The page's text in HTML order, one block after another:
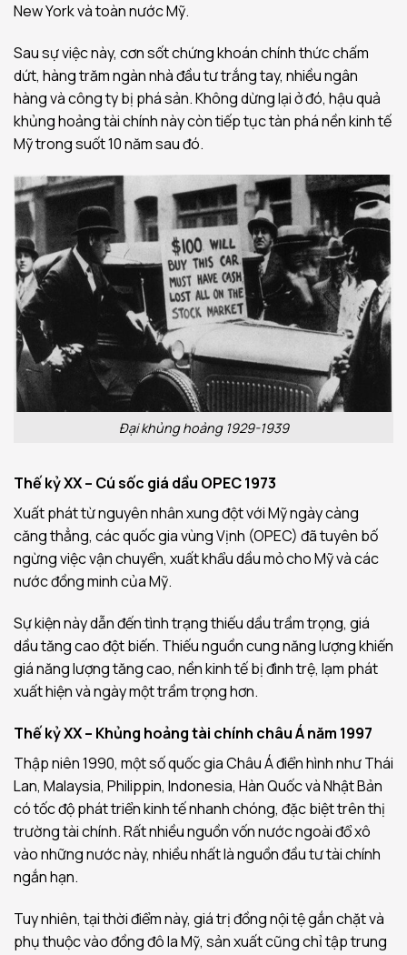
New York và toàn nước Mỹ.
Sau sự việc này, cơn sốt chứng khoán chính thức chấm
dứt, hàng trăm ngàn nhà đầu tư trắng tay, nhiều ngân
hàng và công ty bị phá sản. Không dừng lại ở đó, hậu quả
khủng hoảng tài chính này còn tiếp tục tàn phá nền kinh tế
Mỹ trong suốt 10 năm sau đó.
Đại khủng hoảng 1929-1939
Thế kỷ XX – Cú sốc giá dầu OPEC 1973
Xuất phát từ nguyên nhân xung đột với Mỹ ngày càng
căng thẳng, các quốc gia vùng Vịnh (OPEC) đã tuyên bố
ngừng việc vận chuyển, xuất khẩu dầu mỏ cho Mỹ và các
nước đồng minh của Mỹ.
Sự kiện này dẫn đến tình trạng thiếu dầu trầm trọng, giá
dầu tăng cao đột biến. Thiếu nguồn cung năng lượng khiến
giá năng lượng tăng cao, nền kinh tế bị đình trệ, lạm phát
xuất hiện và ngày một trầm trọng hơn.
Thế kỷ XX – Khủng hoảng tài chính châu Á năm 1997
Thập niên 1990, một số quốc gia Châu Á điển hình như Thái
Lan, Malaysia, Philippin, Indonesia, Hàn Quốc và Nhật Bản
có tốc độ phát triển kinh tế nhanh chóng, đặc biệt trên thị
trường tài chính. Rất nhiều nguồn vốn nước ngoài đổ xô
vào những nước này, nhiều nhất là nguồn đầu tư tài chính
ngắn hạn.
Tuy nhiên, tại thời điểm này, giá trị đồng nội tệ gắn chặt và
phụ thuộc vào đồng đô la Mỹ, sản xuất cũng chỉ tập trung